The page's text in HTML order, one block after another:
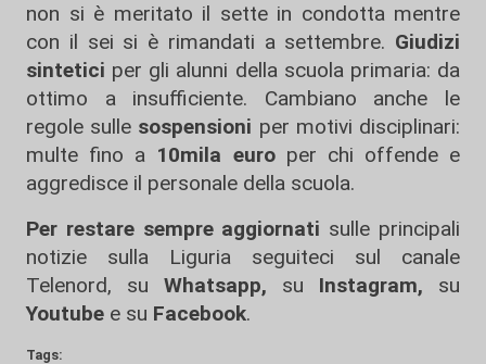
non si è meritato il sette in condotta mentre
con il sei si è rimandati a settembre. Giudizi
sintetici per gli alunni della scuola primaria: da
ottimo a insufficiente. Cambiano anche le
regole sulle sospensioni per motivi disciplinari:
multe fino a 10mila euro per chi offende e
aggredisce il personale della scuola.
Per restare sempre aggiornati sulle principali
notizie sulla Liguria seguiteci sul canale
Telenord, su
Whatsapp, su Instagram, su
Youtube e su Facebook.
Tags: